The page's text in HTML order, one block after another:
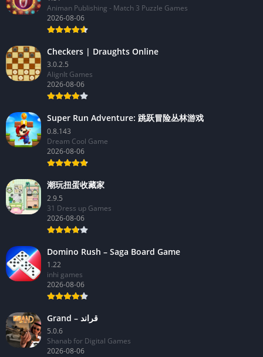
Animan Publishing - Match 3 Puzzle Games
2026-08-06
Checkers | Draughts Online
3.0.2.5
AlignIt Games
2026-08-06
Super Run Adventure: 跳跃冒险丛林游戏
0.8.143
Dream Cool Game
2026-08-06
潮玩扭蛋收藏家
2.9.5
31 Dress up Games
2026-08-06
Domino Rush – Saga Board Game
1.22
inhi games
2026-08-06
Grand – قراند
5.0.6
Shanab for Digital Games
2026-08-06